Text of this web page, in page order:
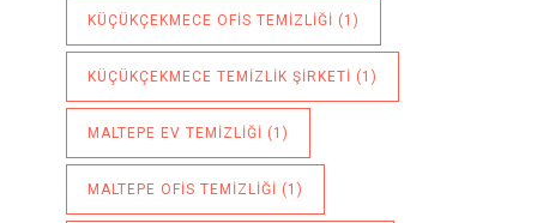
KÜÇÜKÇEKMECE OFIS TEMIZLIĞI (1)
KÜÇÜKÇEKMECE TEMIZLIK ŞIRKETI (1)
MALTEPE EV TEMIZLIĞI (1)
MALTEPE OFIS TEMIZLIĞI (1)